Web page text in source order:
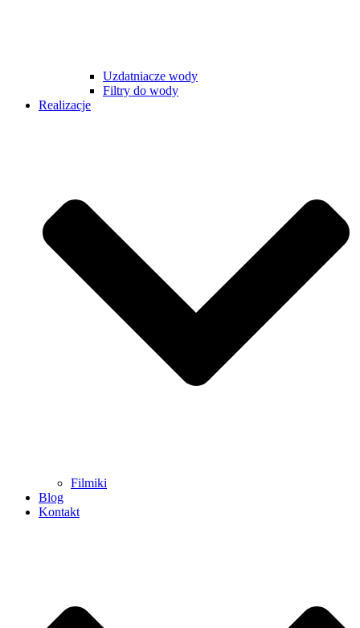
Uzdatniacze wody
Filtry do wody
Realizacje
Filmiki
Blog
Kontakt